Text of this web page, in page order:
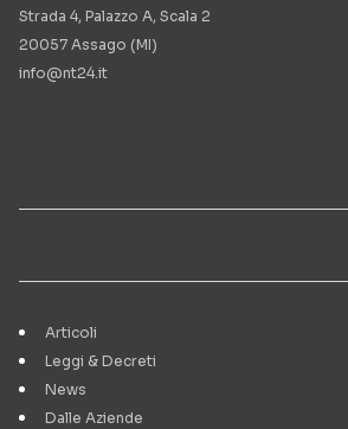
Strada 4, Palazzo A, Scala 2
20057 Assago (MI)
info@nt24.it
Articoli
Leggi & Decreti
News
Dalle Aziende